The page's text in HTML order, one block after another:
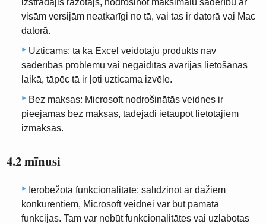
izstrādājis ražotājs, nodrošinot maksimālu saderību ar
visām versijām neatkarīgi no tā, vai tas ir datorā vai Mac
datorā.
Uzticams: tā kā Excel veidotāju produkts nav
saderības problēmu vai negaidītas avārijas lietošanas
laikā, tāpēc tā ir ļoti uzticama izvēle.
Bez maksas: Microsoft nodrošinātās veidnes ir
pieejamas bez maksas, tādējādi ietaupot lietotājiem
izmaksas.
4.2 mīnusi
Ierobežota funkcionalitāte: salīdzinot ar dažiem
konkurentiem, Microsoft veidnei var būt pamata
funkcijas. Tam var nebūt funkcionalitātes vai uzlabotas